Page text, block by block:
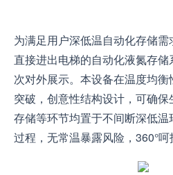
为满足用户深低温自动化存储
直接进出电梯的自动化液氮存
次对外展示。本设备在温度均
突破，创意性结构设计，可确保
存储等环节均置于不间断深低
过程，无常温暴露风险，360°呵